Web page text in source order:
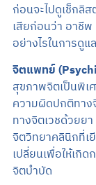
ก่อนจะไปดูเช็กลิ
เสียก่อนว่า อาชี
อย่างไรในการดู
จิตแพทย์
สุขภาพจิตเป็นพิเ
ความผิดปกติทาง
ทางจิตเวชด้วยย
จิตวิทยาคลินิกที่เ
เปลี่ยนเพื่อให้เกิ
จิตบำบัด